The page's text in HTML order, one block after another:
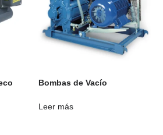
Bombas de Vacío
Leer más